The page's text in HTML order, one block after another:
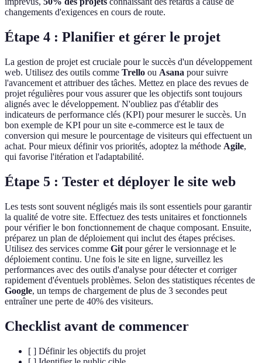
changements d'exigences en cours de route.
Étape 4 : Planifier et gérer le projet
La gestion de projet est cruciale pour le succès d'un développement
web. Utilisez des outils comme Trello ou Asana pour suivre
l'avancement et attribuer des tâches. Mettez en place des revues de
projet régulières pour vous assurer que les objectifs sont toujours
alignés avec le développement. N'oubliez pas d'établir des
indicateurs de performance clés (KPI) pour mesurer le succès. Un
bon exemple de KPI pour un site e-commerce est le taux de
conversion qui mesure le pourcentage de visiteurs qui effectuent un
achat. Pour mieux définir vos priorités, adoptez la méthode Agile,
qui favorise l'itération et l'adaptabilité.
Étape 5 : Tester et déployer le site web
Les tests sont souvent négligés mais ils sont essentiels pour garantir
la qualité de votre site. Effectuez des tests unitaires et fonctionnels
pour vérifier le bon fonctionnement de chaque composant. Ensuite,
préparez un plan de déploiement qui inclut des étapes précises.
Utilisez des services comme Git pour gérer le versionnage et le
déploiement continu. Une fois le site en ligne, surveillez les
performances avec des outils d'analyse pour détecter et corriger
rapidement d'éventuels problèmes. Selon des statistiques récentes de
Google, un temps de chargement de plus de 3 secondes peut
entraîner une perte de 40% des visiteurs.
Checklist avant de commencer
[ ] Définir les objectifs du projet